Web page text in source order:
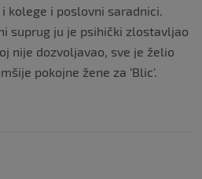
kolege i poslovni saradnici.
suprug ju je psihički zlostavljao
nije dozvoljavao, sve je želio
pokojne žene za ‘Blic’.